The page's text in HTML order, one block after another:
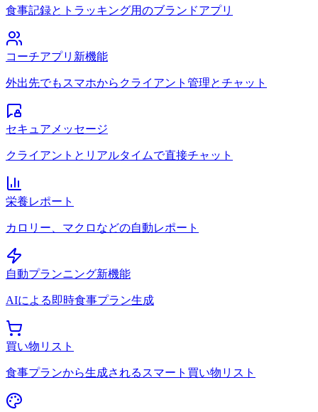
食事記録とトラッキング用のブランドアプリ
コーチアプリ 新機能
外出先でもスマホからクライアント管理とチャット
セキュアメッセージ
クライアントとリアルタイムで直接チャット
栄養レポート
カロリー、マクロなどの自動レポート
自動プランニング新機能
AIによる即時食事プラン生成
買い物リスト
食事プランから生成されるスマート買い物リスト